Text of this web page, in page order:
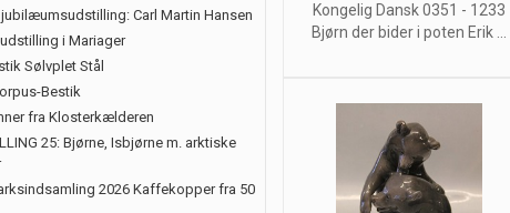
Kongelig Dansk 0351 - 1233
Bjørn der bider i poten Erik ...
Carl Martin Hansen
i Mariager
Sølvplet Stål
Bestik
fra Klosterkælderen
25: Bjørne, Isbjørne m. arktiske
2026 Kaffekopper fra 50